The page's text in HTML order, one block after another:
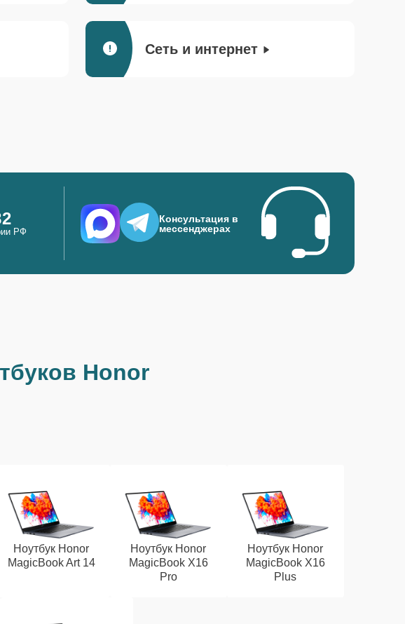
Сеть и интернет
РФ
Консультация в
мессенджерах
Honor
Ноутбук Honor
MagicBook Art 14
Ноутбук Honor
MagicBook X16
Pro
Ноутбук Honor
MagicBook X16
Plus